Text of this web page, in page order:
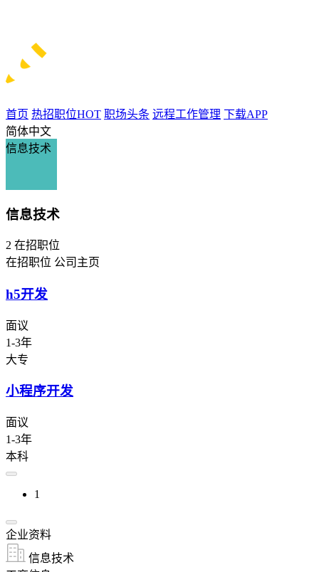
首页 热招职位HOT 职场头条 远程工作管理 下载APP
简体中文
信息技术
信息技术
2 在招职位
在招职位 公司主页
h5开发
面议
1-3年
大专
小程序开发
面议
1-3年
本科
1
企业资料
信息技术